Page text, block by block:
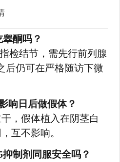
酮吗？
检结节，需先行前列腺
后仍可在严格随访下微
响日后做假体？
，假体植入在阴茎白
互不影响。
制剂同服安全吗？